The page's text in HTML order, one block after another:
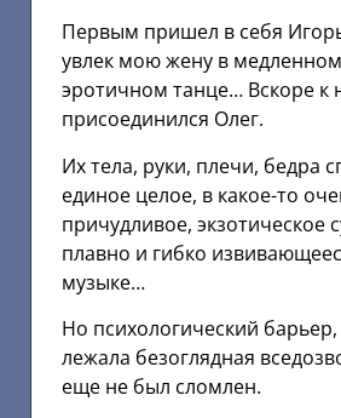
Первым пришел в себя
увлек мою жену в
эротичном танце… Вскоре к
присоединился Олег.
Их тела, руки, плечи, бедра
единое целое, в какое-то
причудливое, экзотическое
плавно и гибко
музыке…
Но психологический
лежала безоглядная
еще не был сломлен.